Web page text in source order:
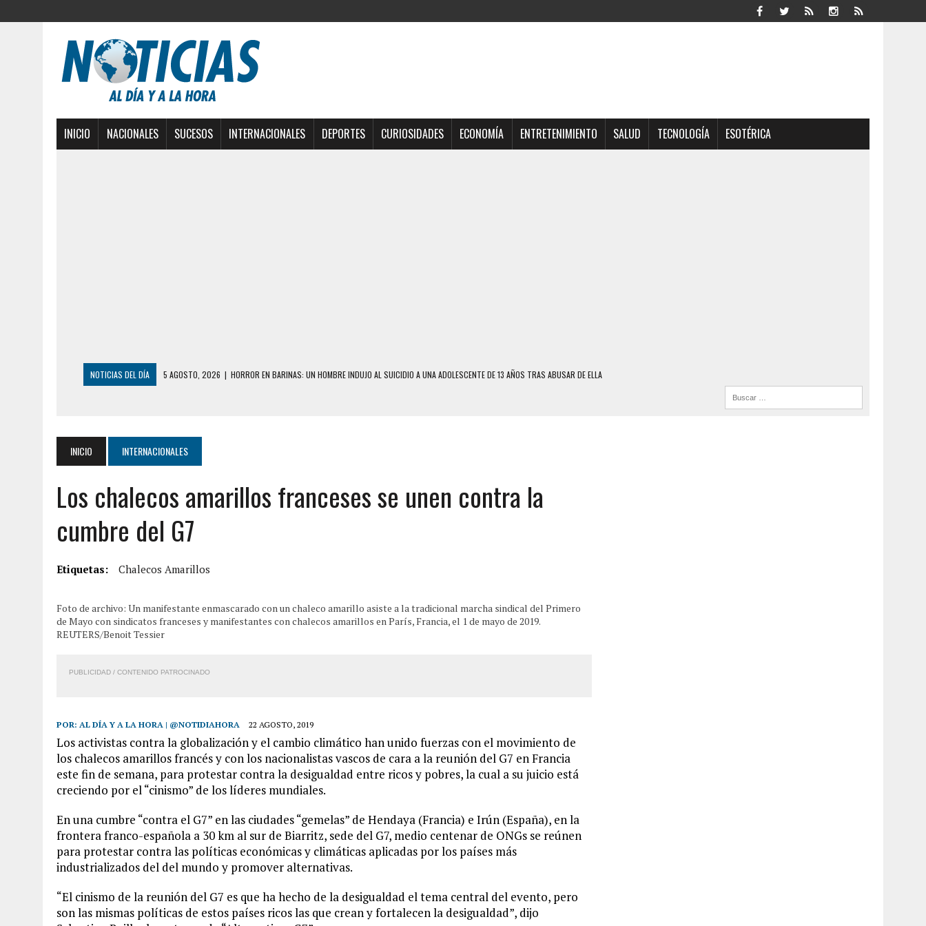
INICIO NACIONALES SUCESOS INTERNACIONALES DEPORTES CURIOSIDADES ECONOMÍA ENTRETENIMIENTO SALUD TECNOLOGÍA ESOTÉRICA
NOTICIAS DEL DÍA 5 AGOSTO, 2026 | HORROR EN BARINAS: UN HOMBRE INDUJO AL SUICIDIO A UNA ADOLESCENTE DE 13 AÑOS TRAS ABUSAR DE ELLA
2 AGOSTO, 2026 | AYUDABA A PERSONAS EN SITUACIÓN DE CALLE Y MURIÓ A MANOS DE VARIOS DE ELLOS EN MATURÍN
2 AGOSTO, 2026
COLAPSÓ TECHO DE UNA VIVIENDA EN EL CENTRO DE CARACAS CON MÁS DE 20 PERSONAS ADENTRO
2 AGOSTO, 2026
| FALCÓN: MUJER ATACÓ CON UN CUCHILLO A SUS HIJOS, UNO PERDIÓ LA VIDA
6 AGOSTO, 2026
|
MISTERIOSA MUERTE DE MODELO EN MONAGAS: HALLARON EL CUERPO DENTRO DE SU CASA
INICIO INTERNACIONALES
Los chalecos amarillos franceses se unen contra la
cumbre del G7
Etiquetas: Chalecos Amarillos
Foto de archivo: Un manifestante enmascarado con un chaleco amarillo asiste a la tradicional marcha sindical del Primero
de Mayo con sindicatos franceses y manifestantes con chalecos amarillos en París, Francia, el 1 de mayo de 2019.
REUTERS/Benoit Tessier
PUBLICIDAD / CONTENIDO PATROCINADO
POR: AL DÍA Y A LA HORA | @NOTIDIAHORA 22 AGOSTO, 2019
Los activistas contra la globalización y el cambio climático han unido fuerzas con el movimiento de
los chalecos amarillos francés y con los nacionalistas vascos de cara a la reunión del G7 en Francia
este fin de semana, para protestar contra la desigualdad entre ricos y pobres, la cual a su juicio está
creciendo por el “cinismo” de los líderes mundiales.
En una cumbre “contra el G7” en las ciudades “gemelas” de Hendaya (Francia) e Irún (España), en la
frontera franco-española a 30 km al sur de Biarritz, sede del G7, medio centenar de ONGs se reúnen
para protestar contra las políticas económicas y climáticas aplicadas por los países más
industrializados del del mundo y promover alternativas.
“El cinismo de la reunión del G7 es que ha hecho de la desigualdad el tema central del evento, pero
son las mismas políticas de estos países ricos las que crean y fortalecen la desigualdad”, dijo